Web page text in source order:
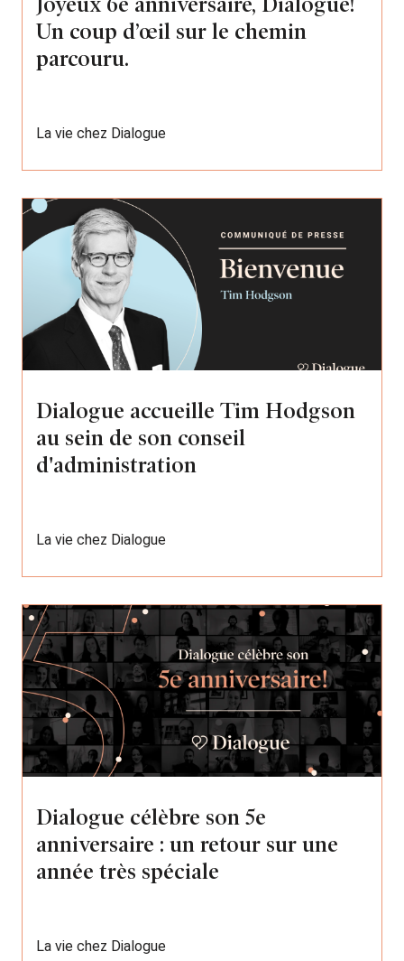
Un coup d’œil sur le chemin
parcouru.
La vie chez Dialogue
Dialogue accueille Tim Hodgson
au sein de son conseil
d'administration
La vie chez Dialogue
Dialogue célèbre son 5e
anniversaire : un retour sur une
année très spéciale
La vie chez Dialogue